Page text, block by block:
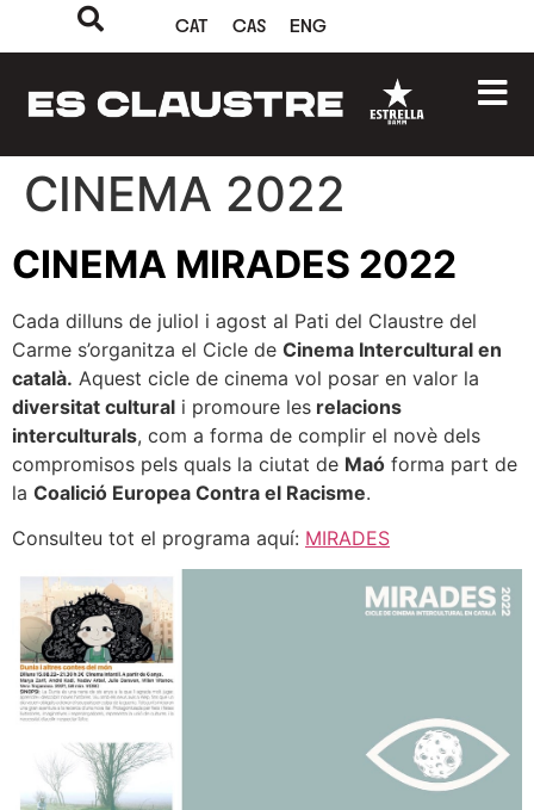
CAT CAS ENG
CINEMA 2022
CINEMA MIRADES 2022
Cada dilluns de juliol i agost al Pati del Claustre del
Carme s’organitza el Cicle de Cinema Intercultural en
català. Aquest cicle de cinema vol posar en valor la
diversitat cultural i promoure les relacions
interculturals, com a forma de complir el novè dels
compromisos pels quals la ciutat de Maó forma part de
la Coalició Europea Contra el Racisme.
Consulteu tot el programa aquí: MIRADES